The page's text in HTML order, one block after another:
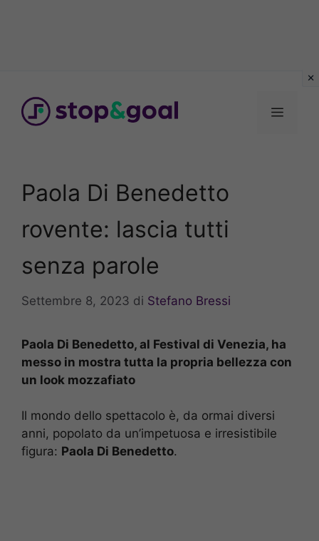
contenuto
Menu
Paola Di Benedetto
rovente: lascia tutti
senza parole
Settembre 8, 2023 di Stefano Bressi
Paola Di Benedetto, al Festival di Venezia, ha
messo in mostra tutta la propria bellezza con
un look mozzafiato
Il mondo dello spettacolo è, da ormai diversi
anni, popolato da un’impetuosa e irresistibile
figura: Paola Di Benedetto.